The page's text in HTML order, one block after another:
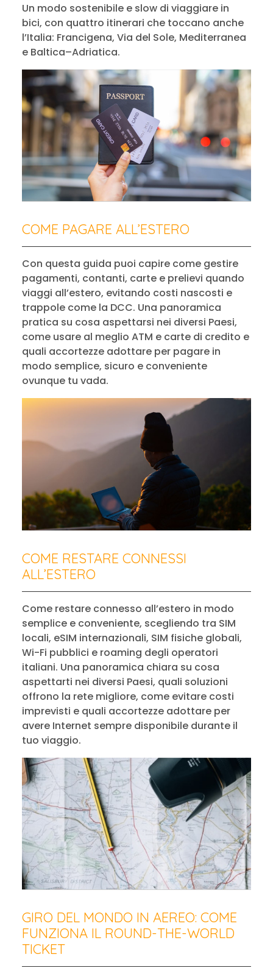
Un modo sostenibile e slow di viaggiare in
bici, con quattro itinerari che toccano anche
l’Italia: Francigena, Via del Sole, Mediterranea
e Baltica–Adriatica.
COME PAGARE ALL’ESTERO
Con questa guida puoi capire come gestire
pagamenti, contanti, carte e prelievi quando
viaggi all’estero, evitando costi nascosti e
trappole come la DCC. Una panoramica
pratica su cosa aspettarsi nei diversi Paesi,
come usare al meglio ATM e carte di credito e
quali accortezze adottare per pagare in
modo semplice, sicuro e conveniente
ovunque tu vada.
COME RESTARE CONNESSI
ALL’ESTERO
Come restare connesso all’estero in modo
semplice e conveniente, scegliendo tra SIM
locali, eSIM internazionali, SIM fisiche globali,
Wi-Fi pubblici e roaming degli operatori
italiani. Una panoramica chiara su cosa
aspettarti nei diversi Paesi, quali soluzioni
offrono la rete migliore, come evitare costi
imprevisti e quali accortezze adottare per
avere Internet sempre disponibile durante il
tuo viaggio.
GIRO DEL MONDO IN AEREO: COME
FUNZIONA IL ROUND-THE-WORLD
TICKET